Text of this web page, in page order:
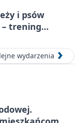
i psów
– trening
wydarzenia